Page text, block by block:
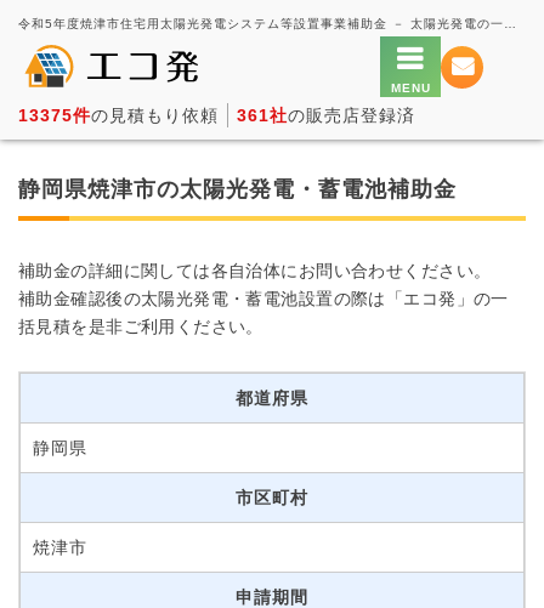
13375件の見積もり依頼 361社の販売店登録済
静岡県焼津市の太陽光発電・蓄電池補助金
補助金の詳細に関しては各自治体にお問い合わせください。
補助金確認後の太陽光発電・蓄電池設置の際は「エコ発」の一
括見積を是非ご利用ください。
都道府県
静岡県
市区町村
焼津市
申請期間